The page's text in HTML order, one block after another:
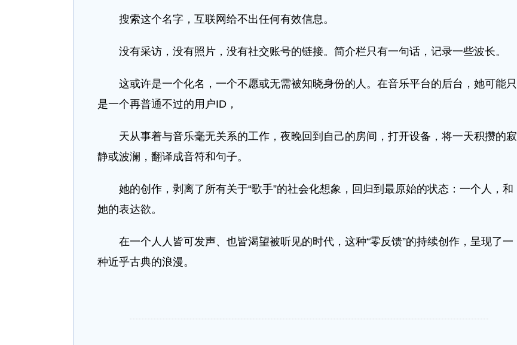
搜索这个名字，互联网给不出任何有效信息。
没有采访，没有照片，没有社交账号的链接。简介栏只有一句话，记录一些波长。
这或许是一个化名，一个不愿或无需被知晓身份的人。在音乐平台的后台，她可能只
是一个再普通不过的用户ID，
天从事着与音乐毫无关系的工作，夜晚回到自己的房间，打开设备，将一天积攒的寂
静或波澜，翻译成音符和句子。
她的创作，剥离了所有关于“歌手”的社会化想象，回归到最原始的状态：一个人，和
她的表达欲。
在一个人人皆可发声、也皆渴望被听见的时代，这种“零反馈”的持续创作，呈现了一
种近乎古典的浪漫。